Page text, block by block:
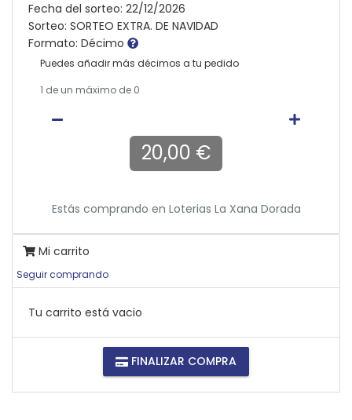
Fecha del sorteo: 22/12/2026
Sorteo: SORTEO EXTRA. DE NAVIDAD
Formato: Décimo
Puedes añadir más décimos a tu pedido
1 de un máximo de 0
20,00 €
Estás comprando en Loterias La Xana Dorada
Mi carrito
Seguir comprando
Tu carrito está vacio
FINALIZAR COMPRA